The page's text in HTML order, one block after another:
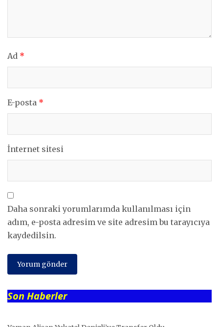
Ad *
E-posta *
İnternet sitesi
Daha sonraki yorumlarımda kullanılması için
adım, e-posta adresim ve site adresim bu tarayıcıya
kaydedilsin.
Son Haberler